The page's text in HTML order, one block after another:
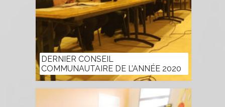
DERNIER CONSEIL
COMMUNAUTAIRE DE L’ANNÉE 2020